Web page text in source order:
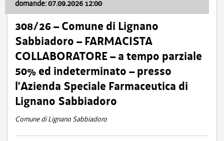
domande: 07.09.2026 12:00
308/26 – Comune di Lignano
Sabbiadoro – FARMACISTA
COLLABORATORE – a tempo parziale
50% ed indeterminato – presso
l’Azienda Speciale Farmaceutica di
Lignano Sabbiadoro
Comune di Lignano Sabbiadoro